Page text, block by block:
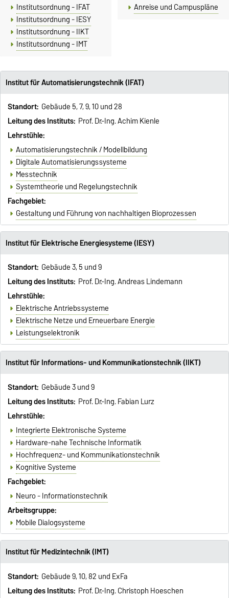
Institutsordnung - IFAT
Institutsordnung - IESY
Institutsordnung - IIKT
Institutsordnung - IMT
Anreise und Campuspläne
Institut für Automatisierungstechnik (IFAT)
Standort:Gebäude 5, 7, 9, 10 und 28
Leitung des Instituts:Prof. Dr.-Ing. Achim Kienle
Lehrstühle:
Automatisierungstechnik / Modellbildung
Digitale Automatisierungssysteme
Messtechnik
Systemtheorie und Regelungstechnik
Fachgebiet:
Gestaltung und Führung von nachhaltigen Bioprozessen
Institut für Elektrische Energiesysteme (IESY)
Standort:Gebäude 3, 5 und 9
Leitung des Instituts:Prof. Dr.-Ing. Andreas Lindemann
Lehrstühle:
Elektrische Antriebssysteme
Elektrische Netze und Erneuerbare Energie
Leistungselektronik
Institut für Informations- und Kommunikationstechnik (IIKT)
Standort:Gebäude 3 und 9
Leitung des Instituts:Prof. Dr.-Ing. Fabian Lurz
Lehrstühle:
Integrierte Elektronische Systeme
Hardware-nahe Technische Informatik
Hochfrequenz- und Kommunikationstechnik
Kognitive Systeme
Fachgebiet:
Neuro - Informationstechnik
Arbeitsgruppe:
Mobile Dialogsysteme
Institut für Medizintechnik (IMT)
Standort:Gebäude 9, 10, 82 und ExFa
Leitung des Instituts:Prof. Dr.-Ing. Christoph Hoeschen